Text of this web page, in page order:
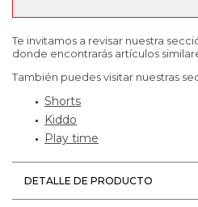
Te invitamos a revisar nuestra
donde encontrarás artículos
También puedes visitar nuestras
Shorts
Kiddo
Play time
DETALLE DE PRODUCTO